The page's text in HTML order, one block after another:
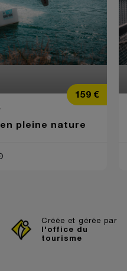
Prix159 €
pleine nature
Créée et gérée par
l'office du
tourisme